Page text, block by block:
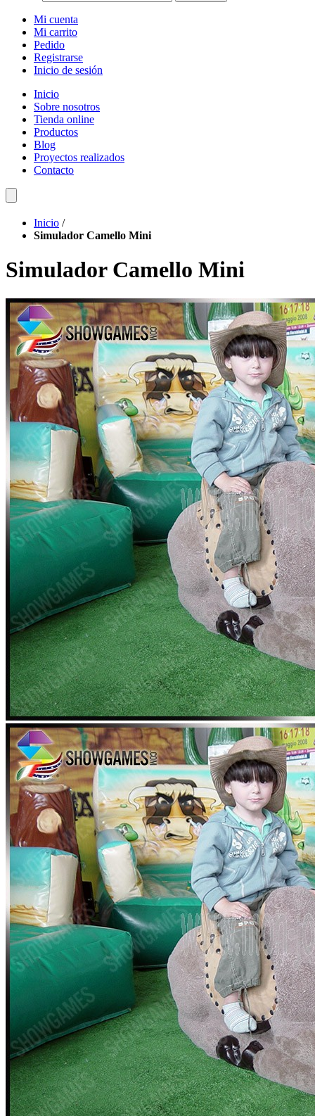
Mi cuenta
Mi carrito
Pedido
Registrarse
Inicio de sesión
Inicio
Sobre nosotros
Tienda online
Productos
Blog
Proyectos realizados
Contacto
Inicio /
Simulador Camello Mini
Simulador Camello Mini